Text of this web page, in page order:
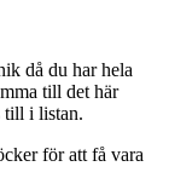
då du har hela
till det här
till i listan.
för att få vara